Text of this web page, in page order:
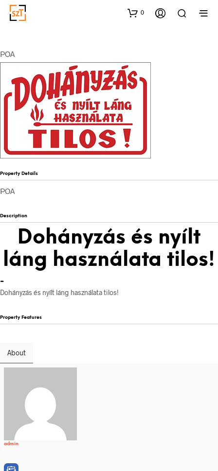
0
POA
Property Details
POA
Description
Dohányzás és nyílt
láng használata tilos!
-
Dohányzás és nyílt láng használata tilos!
Property Features
About
admin